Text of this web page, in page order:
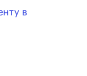
в